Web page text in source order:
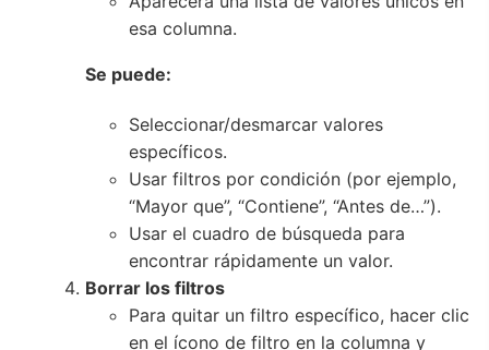
esa columna.
Se puede:
Seleccionar/desmarcar valores
específicos.
Usar filtros por condición (por ejemplo,
“Mayor que”, “Contiene”, “Antes de…”).
Usar el cuadro de búsqueda para
encontrar rápidamente un valor.
Borrar los filtros
Para quitar un filtro específico, hacer clic
en el ícono de filtro en la columna y